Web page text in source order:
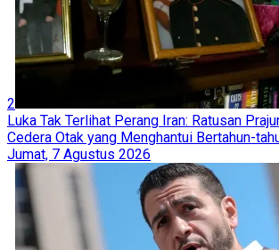
2
Luka Tak Terlihat Perang Iran: Ratusan
Cedera Otak yang Menghantui Bertahun-
Jumat, 7 Agustus 2026